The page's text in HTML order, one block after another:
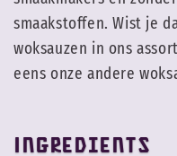
smaakstoffen. Wist je
woksauzen in ons
eens onze andere
Ingredients